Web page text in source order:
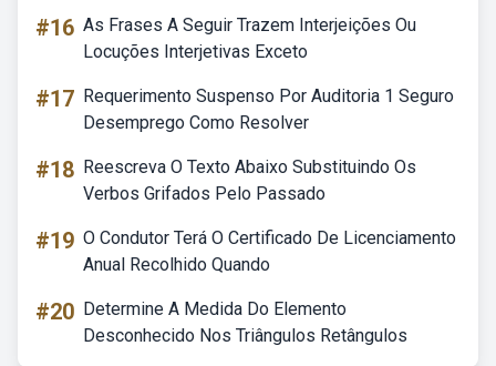
#16 As Frases A Seguir Trazem Interjeições Ou
Locuções Interjetivas Exceto
#17 Requerimento Suspenso Por Auditoria 1 Seguro
Desemprego Como Resolver
#18 Reescreva O Texto Abaixo Substituindo Os
Verbos Grifados Pelo Passado
#19 O Condutor Terá O Certificado De Licenciamento
Anual Recolhido Quando
#20 Determine A Medida Do Elemento
Desconhecido Nos Triângulos Retângulos